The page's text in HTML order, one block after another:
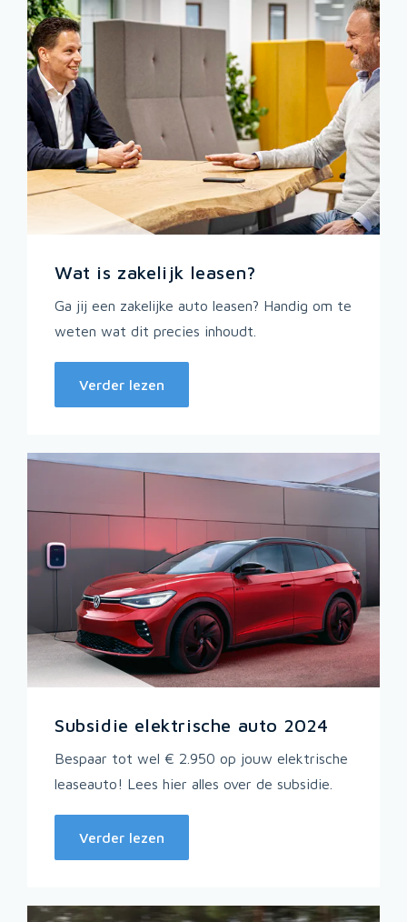
Wat is zakelijk leasen?
Ga jij een zakelijke auto leasen? Handig om te
weten wat dit precies inhoudt.
Verder lezen
Subsidie elektrische auto 2024
Bespaar tot wel € 2.950 op jouw elektrische
leaseauto! Lees hier alles over de subsidie.
Verder lezen